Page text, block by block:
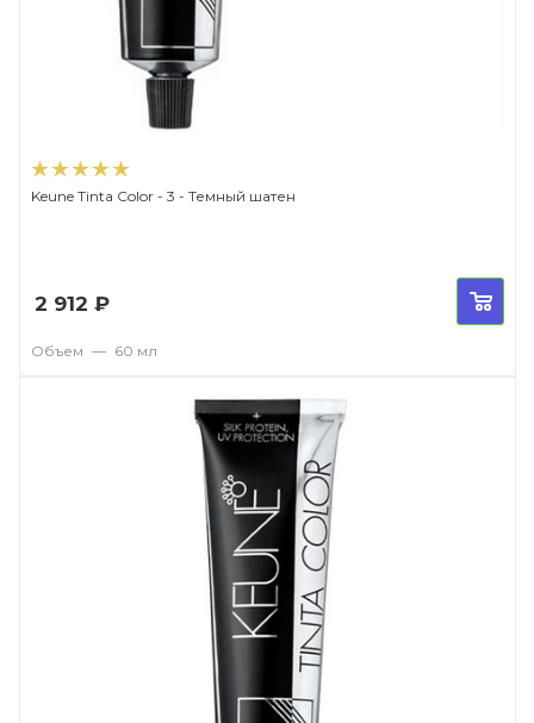
Keune Tinta Color - 3 - Темный шатен
2 912 ₽
Объем — 60 мл